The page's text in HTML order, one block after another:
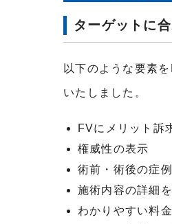
ターゲットに
以下のような要素
いたしました。
FVにメリット訴
権威性の表示
術前・術後の症
施術内容の詳細
わかりやすい料